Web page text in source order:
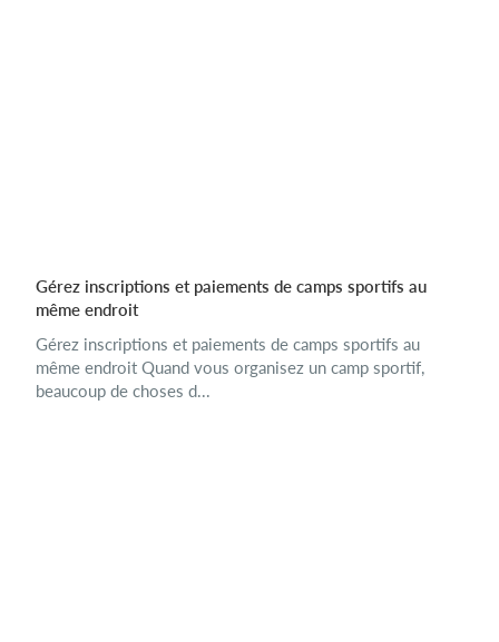
Gérez inscriptions et paiements de camps sportifs au
même endroit
Gérez inscriptions et paiements de camps sportifs au
même endroit Quand vous organisez un camp sportif,
beaucoup de choses d...